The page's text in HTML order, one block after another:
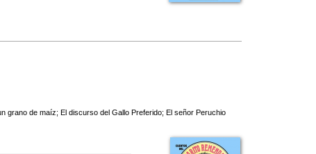
grano de maíz; El discurso del Gallo Preferido; El señor Peruchio